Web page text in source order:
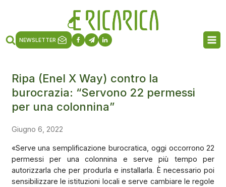
NEWSLETTER
Ripa (Enel X Way) contro la
burocrazia: “Servono 22 permessi
per una colonnina”
Giugno 6, 2022
«Serve una semplificazione burocratica, oggi occorrono 22
permessi per una colonnina e serve più tempo per
autorizzarla che per produrla e installarla. È necessario poi
sensibilizzare le istituzioni locali e serve cambiare le regole